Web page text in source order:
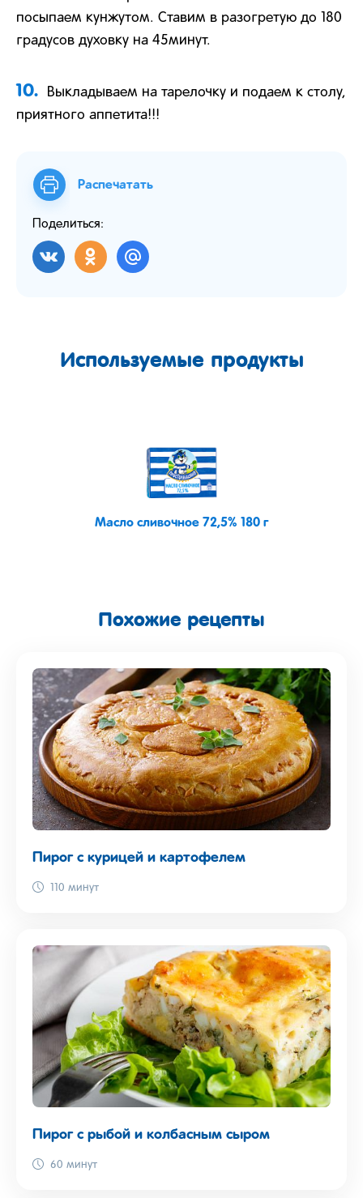
посыпаем кунжутом. Ставим в разогретую до 180
градусов духовку на 45минут.
10.
Выкладываем на тарелочку и подаем к столу,
приятного аппетита!!!
Распечатать
Поделиться:
Используемые продукты
Масло сливочное 72,5% 180 г
Похожие рецепты
Пирог с курицей и картофелем
110 минут
Пирог с рыбой и колбасным сыром
60 минут